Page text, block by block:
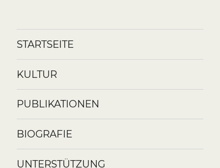
STARTSEITE
KULTUR
PUBLIKATIONEN
BIOGRAFIE
UNTERSTÜTZUNG